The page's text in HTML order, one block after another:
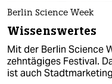
Berlin Science Week
Wissenswertes
Mit der Berlin Science
zehntägiges Festival.
ist auch